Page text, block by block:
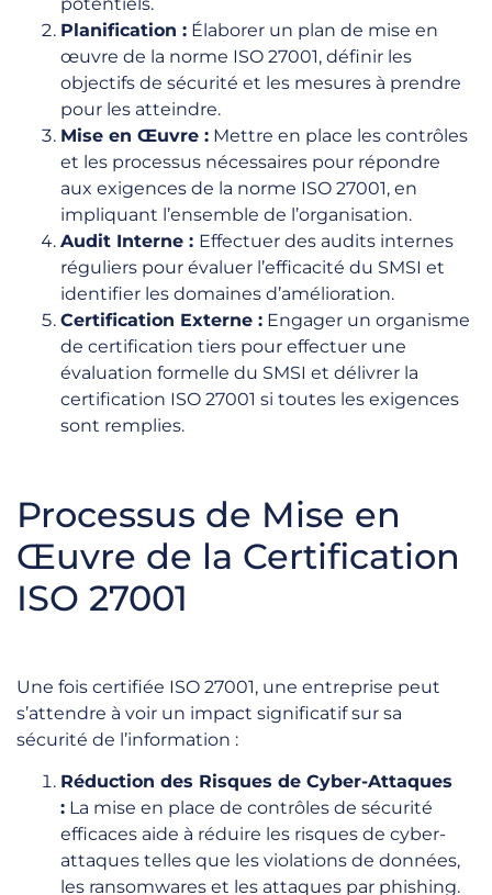
Planification : Élaborer un plan de mise en
œuvre de la norme ISO 27001, définir les
objectifs de sécurité et les mesures à prendre
pour les atteindre.
Mise en Œuvre : Mettre en place les contrôles
et les processus nécessaires pour répondre
aux exigences de la norme ISO 27001, en
impliquant l’ensemble de l’organisation.
Audit Interne : Effectuer des audits internes
réguliers pour évaluer l’efficacité du SMSI et
identifier les domaines d’amélioration.
Certification Externe : Engager un organisme
de certification tiers pour effectuer une
évaluation formelle du SMSI et délivrer la
certification ISO 27001 si toutes les exigences
sont remplies.
Processus de Mise en
Œuvre de la Certification
ISO 27001
Une fois certifiée ISO 27001, une entreprise peut
s’attendre à voir un impact significatif sur sa
sécurité de l’information :
Réduction des Risques de Cyber-Attaques
: La mise en place de contrôles de sécurité
efficaces aide à réduire les risques de cyber-
attaques telles que les violations de données,
les ransomwares et les attaques par phishing.